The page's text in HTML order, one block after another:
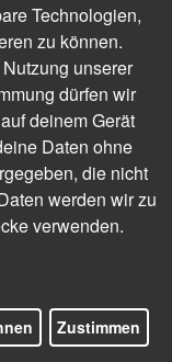
Unternehmens
und
eines
Präsenzseminar
Technologien,
zu können.
unserer
dürfen wir
deinem Gerät
Daten ohne
die nicht
werden wir zu
verwenden.
Zustimmen